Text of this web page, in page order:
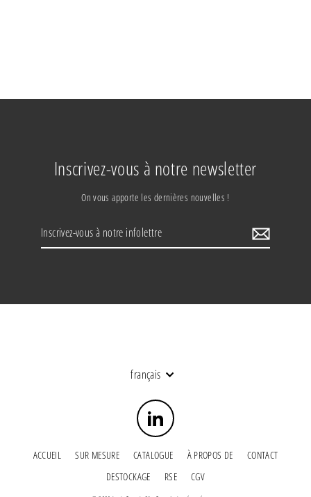
Inscrivez-vous à notre newsletter
On vous apporte les dernières nouvelles !
Inscrivez-
Langue
français
LinkedIn
ACCUEIL SUR MESURE CATALOGUE À PROPOS DE
CONTACT
DESTOCKAGE
RSE CGV